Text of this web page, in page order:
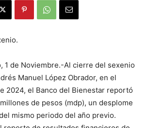
1 de Noviembre.-Al cierre del sexenio
Manuel López Obrador, en el
2024, el Banco del Bienestar reportó
de pesos (mdp), un desplome
mismo periodo del año previo.